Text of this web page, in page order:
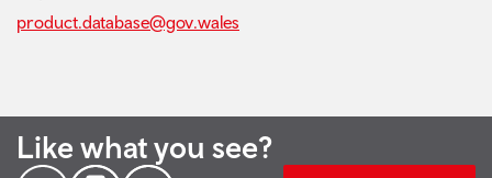
product.database@gov.wales
Like what you see?